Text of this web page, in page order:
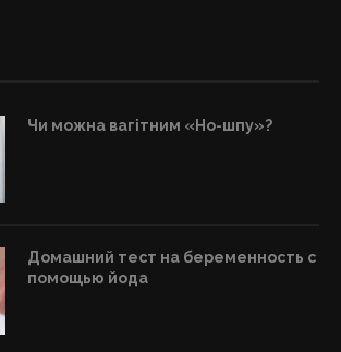
Чи можна вагітним «Но-шпу»?
Домашний тест на беременность с
помощью йода